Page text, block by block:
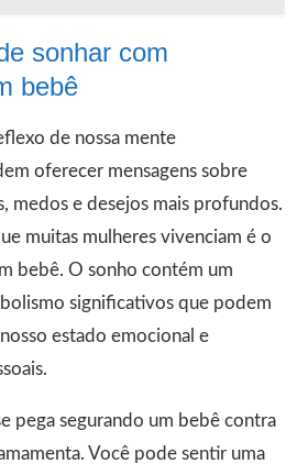
sonhar com
bebê
de nossa mente
oferecer mensagens sobre
medos e desejos mais profundos.
muitas mulheres vivenciam é o
bebê. O sonho contém um
significativos que podem
estado emocional e
pega segurando um bebê contra
Você pode sentir uma